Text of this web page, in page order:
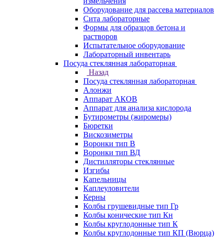
Оборудование для рассева материалов
Сита лабораторные
Формы для образцов бетона и
растворов
Испытательное оборудование
Лабораторный инвентарь
Посуда стеклянная лабораторная
Назад
Посуда стеклянная лабораторная
Алонжи
Аппарат АКОВ
Аппарат для анализа кислорода
Бутирометры (жиромеры)
Бюретки
Вискозиметры
Воронки тип В
Воронки тип ВД
Дистилляторы стеклянные
Изгибы
Капельницы
Каплеуловители
Керны
Колбы грушевидные тип Гр
Колбы конические тип Кн
Колбы круглодонные тип К
Колбы круглодонные тип КП (Вюрца)